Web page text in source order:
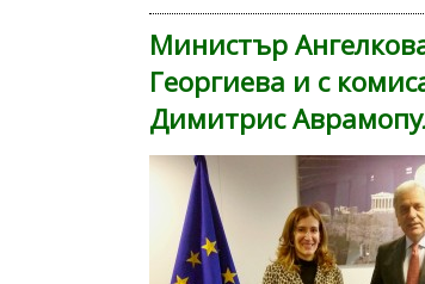
Министър
Георгиева и с
Димитрис